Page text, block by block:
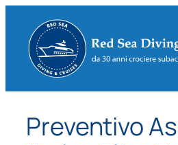
contenuto
Preventivo